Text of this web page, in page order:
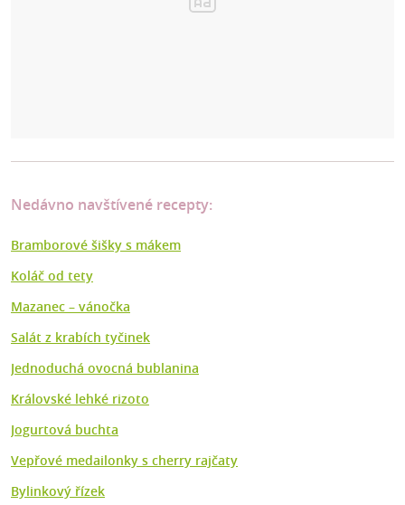
Nedávno navštívené recepty:
Bramborové šišky s mákem
Koláč od tety
Mazanec –⁠ vánočka
Salát z krabích tyčinek
Jednoduchá ovocná bublanina
Královské lehké rizoto
Jogurtová buchta
Vepřové medailonky s cherry rajčaty
Bylinkový řízek